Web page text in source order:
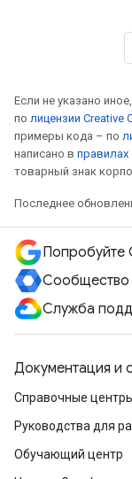
Если не указано
по лицензии Creative
примеры кода – по
написано в правилах
товарный знак
Последнее
Попробуйте
Сообщество
Служба
Документация и
Справочные
Руководства для
Обучающий центр